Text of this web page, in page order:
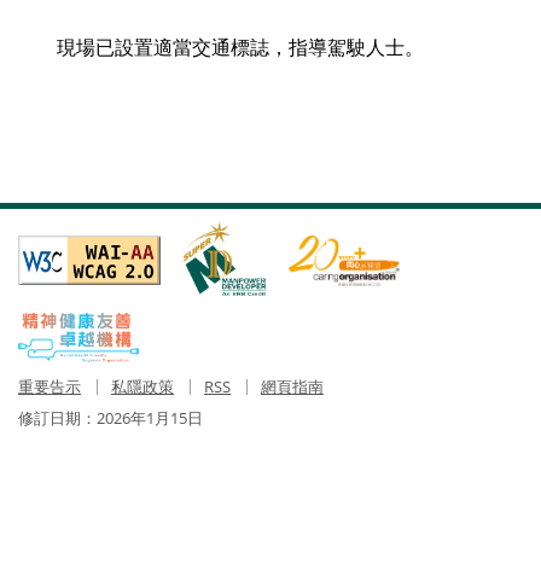
現場已設置適當交通標誌，指導駕駛人士。
重要告示 私隱政策 RSS
網頁指南
修訂日期： 2026年1月15日